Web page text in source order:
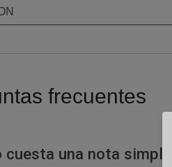
frecuentes
cuesta una nota